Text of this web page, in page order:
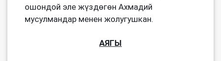
ошондой эле жүздөгөн Ахмадий
мусулмандар менен жолугушкан.
АЯГЫ